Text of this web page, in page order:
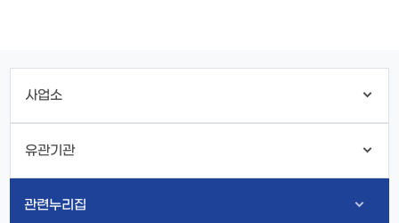
사업소
유관기관
관련누리집